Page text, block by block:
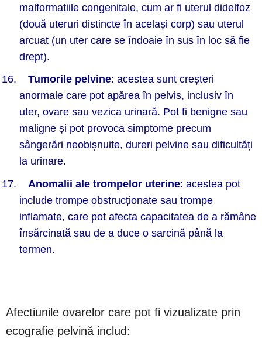
malformațiile congenitale, cum ar fi uterul didelfoz
(două uteruri distincte în același corp) sau uterul
arcuat (un uter care se îndoaie în sus în loc să fie
drept).
Tumorile pelvine: acestea sunt creșteri
anormale care pot apărea în pelvis, inclusiv în
uter, ovare sau vezica urinară. Pot fi benigne sau
maligne și pot provoca simptome precum
sângerări neobișnuite, dureri pelvine sau dificultăți
la urinare.
Anomalii ale trompelor uterine: acestea pot
include trompe obstrucționate sau trompe
inflamate, care pot afecta capacitatea de a rămâne
însărcinată sau de a duce o sarcină până la
termen.
Afectiunile ovarelor care pot fi vizualizate prin
ecografie pelvină includ: